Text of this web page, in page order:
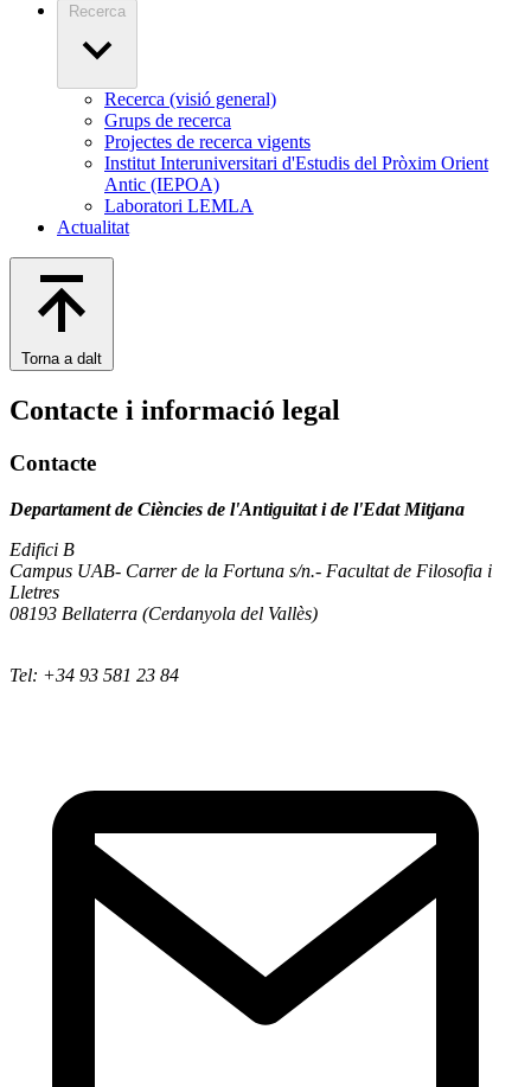
Recerca
Recerca (visió general)
Grups de recerca
Projectes de recerca vigents
Institut Interuniversitari d'Estudis del Pròxim Orient
Antic (IEPOA)
Laboratori LEMLA
Actualitat
Torna a dalt
Contacte i informació legal
Contacte
Departament de Ciències de l'Antiguitat i de l'Edat Mitjana
Edifici B
Campus UAB- Carrer de la Fortuna s/n.- Facultat de Filosofia i
Lletres
08193 Bellaterra (Cerdanyola del Vallès)
Tel: +34 93 581 23 84